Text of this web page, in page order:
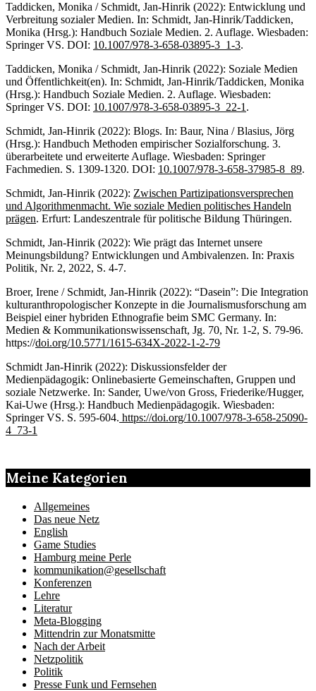
Taddicken, Monika / Schmidt, Jan-Hinrik (2022): Entwicklung und
Verbreitung sozialer Medien. In: Schmidt, Jan-Hinrik/Taddicken,
Monika (Hrsg.): Handbuch Soziale Medien. 2. Auflage. Wiesbaden:
Springer VS. DOI: 10.1007/978-3-658-03895-3_1-3.
Taddicken, Monika / Schmidt, Jan-Hinrik (2022): Soziale Medien
und Öffentlichkeit(en). In: Schmidt, Jan-Hinrik/Taddicken, Monika
(Hrsg.): Handbuch Soziale Medien. 2. Auflage. Wiesbaden:
Springer VS. DOI: 10.1007/978-3-658-03895-3_22-1 .
Schmidt, Jan-Hinrik (2022): Blogs. In: Baur, Nina / Blasius, Jörg
(Hrsg.): Handbuch Methoden empirischer Sozialforschung. 3.
überarbeitete und erweiterte Auflage. Wiesbaden: Springer
Fachmedien. S. 1309-1320. DOI: 10.1007/978-3-658-37985-8_89.
Schmidt, Jan-Hinrik (2022): Zwischen Partizipationsversprechen
und Algorithmenmacht. Wie soziale Medien politisches Handeln
prägen. Erfurt: Landeszentrale für politische Bildung Thüringen.
Schmidt, Jan-Hinrik (2022): Wie prägt das Internet unsere
Meinungsbildung? Entwicklungen und Ambivalenzen. In: Praxis
Politik, Nr. 2, 2022, S. 4-7.
Broer, Irene / Schmidt, Jan-Hinrik (2022): “Dasein”: Die Integration
kulturanthropologischer Konzepte in die Journalismusforschung am
Beispiel einer hybriden Ethnografie beim SMC Germany. In:
Medien & Kommunikationswissenschaft, Jg. 70, Nr. 1-2, S. 79-96.
https://doi.org/10.5771/1615-634X-2022-1-2-79
Schmidt Jan-Hinrik (2022): Diskussionsfelder der
Medienpädagogik: Onlinebasierte Gemeinschaften, Gruppen und
soziale Netzwerke. In: Sander, Uwe/von Gross, Friederike/Hugger,
Kai-Uwe (Hrsg.): Handbuch Medienpädagogik. Wiesbaden:
Springer VS. S. 595-604. https://doi.org/10.1007/978-3-658-25090-
4_73-1
Meine Kategorien
Allgemeines
Das neue Netz
English
Game Studies
Hamburg meine Perle
kommunikation@gesellschaft
Konferenzen
Lehre
Literatur
Meta-Blogging
Mittendrin zur Monatsmitte
Nach der Arbeit
Netzpolitik
Politik
Presse Funk und Fernsehen